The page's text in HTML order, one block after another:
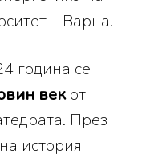
– Варна!
година се
векот
През
история